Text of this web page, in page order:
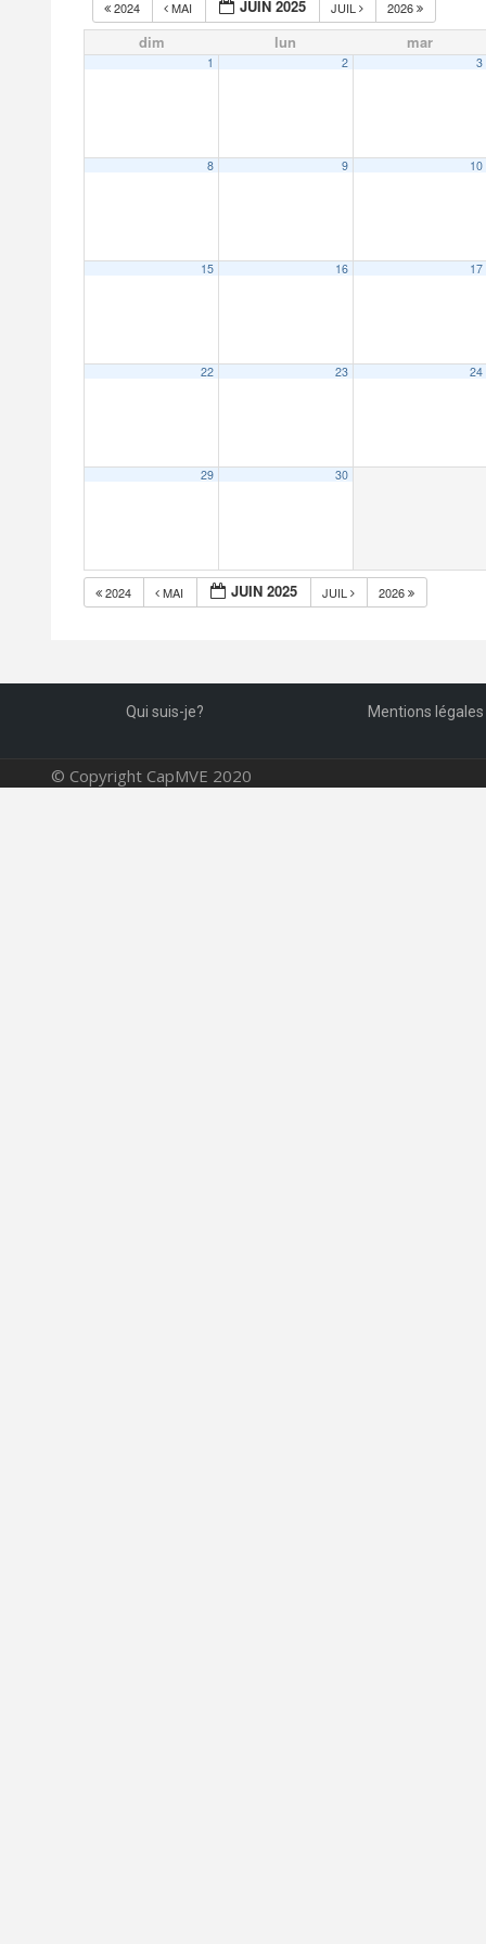
2024 MAI JUIN 2025 JUIL 2026
dim lun mar
1 2 3
8 9 10
15 16 17
22 23 24
29 30
2024 MAI JUIN 2025 JUIL 2026
Qui suis-je? Mentions légales
© Copyright CapMVE 2020